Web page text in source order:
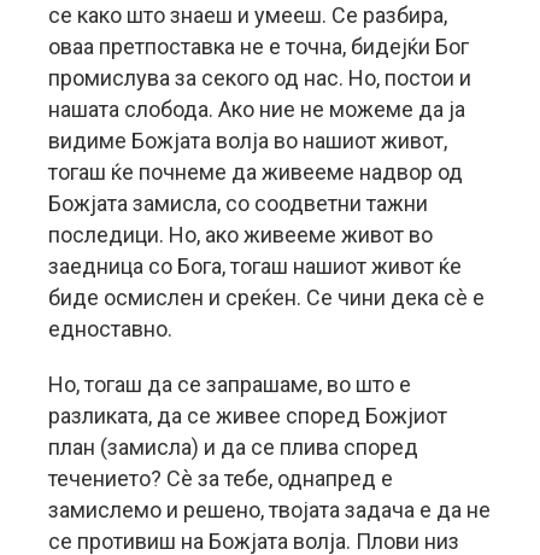
се како што знаеш и умееш. Се разбира,
оваа претпоставка не е точна, бидејќи Бог
промислува за секого од нас. Но, постои и
нашата слобода. Ако ние не можеме да ја
видиме Божјата волја во нашиот живот,
тогаш ќе почнеме да живееме надвор од
Божјата замисла, со соодветни тажни
последици. Но, ако живееме живот во
заедница со Бога, тогаш нашиот живот ќе
биде осмислен и среќен. Се чини дека сè е
едноставно.
Но, тогаш да се запрашаме, во што е
разликата, да се живее според Божјиот
план (замисла) и да се плива според
течението? Сè за тебе, однапред е
замислемо и решено, твојата задача е да не
се противиш на Божјата волја. Плови низ